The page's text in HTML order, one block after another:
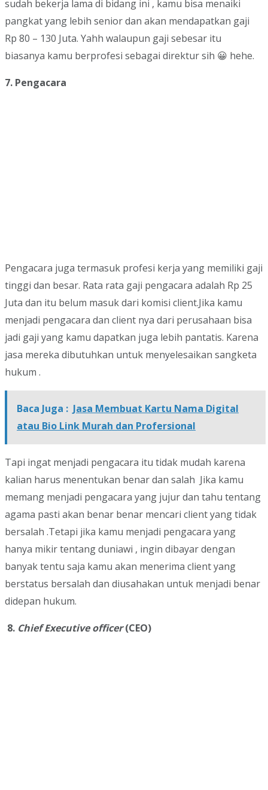
sudah bekerja lama di bidang ini , kamu bisa menaiki
pangkat yang lebih senior dan akan mendapatkan gaji
Rp 80 – 130 Juta. Yahh walaupun gaji sebesar itu
biasanya kamu berprofesi sebagai direktur sih 😀 hehe.
7. Pengacara
Pengacara juga termasuk profesi kerja yang memiliki gaji
tinggi dan besar. Rata rata gaji pengacara adalah Rp 25
Juta dan itu belum masuk dari komisi client.Jika kamu
menjadi pengacara dan client nya dari perusahaan bisa
jadi gaji yang kamu dapatkan juga lebih pantatis. Karena
jasa mereka dibutuhkan untuk menyelesaikan sangketa
hukum .
Baca Juga : Jasa Membuat Kartu Nama Digital
atau Bio Link Murah dan Profersional
Tapi ingat menjadi pengacara itu tidak mudah karena
kalian harus menentukan benar dan salah Jika kamu
memang menjadi pengacara yang jujur dan tahu tentang
agama pasti akan benar benar mencari client yang tidak
bersalah .Tetapi jika kamu menjadi pengacara yang
hanya mikir tentang duniawi , ingin dibayar dengan
banyak tentu saja kamu akan menerima client yang
berstatus bersalah dan diusahakan untuk menjadi benar
didepan hukum.
8. Chief Executive officer(CEO)